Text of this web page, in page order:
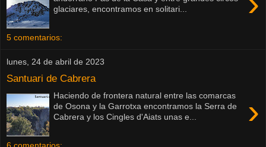
glaciares, encontramos en solitari...
5 comentarios:
lunes, 24 de abril de 2023
Santuari de Cabrera
›
Haciendo de frontera natural entre las comarcas
de Osona y la Garrotxa encontramos la Serra de
Cabrera y los Cingles d'Aiats unas e...
6 comentarios: